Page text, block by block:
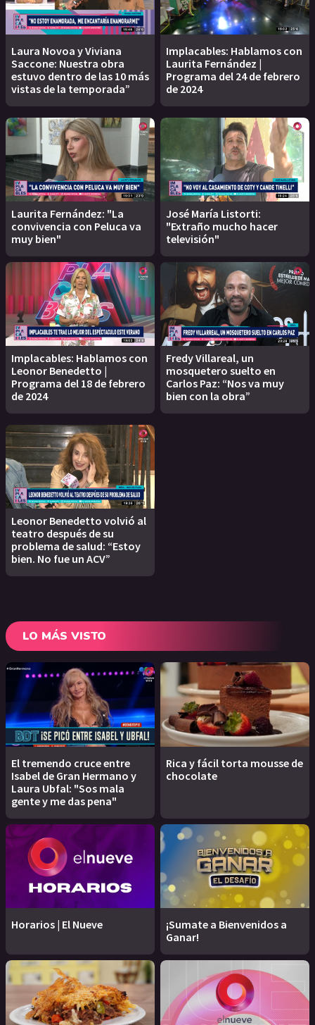
Laura Novoa y Viviana
Saccone: Nuestra obra
estuvo dentro de las 10 más
vistas de la temporada”
Implacables: Hablamos con
Laurita Fernández |
Programa del 24 de febrero
de 2024
Laurita Fernández: "La
convivencia con Peluca va
muy bien"
José María Listorti:
"Extraño mucho hacer
televisión"
Implacables: Hablamos con
Leonor Benedetto |
Programa del 18 de febrero
de 2024
Fredy Villareal, un
mosquetero suelto en
Carlos Paz: “Nos va muy
bien con la obra”
Leonor Benedetto volvió al
teatro después de su
problema de salud: “Estoy
bien. No fue un ACV”
LO MÁS VISTO
El tremendo cruce entre
Isabel de Gran Hermano y
Laura Ubfal: "Sos mala
gente y me das pena"
Rica y fácil torta mousse de
chocolate
Horarios | El Nueve
¡Sumate a Bienvenidos a
Ganar!